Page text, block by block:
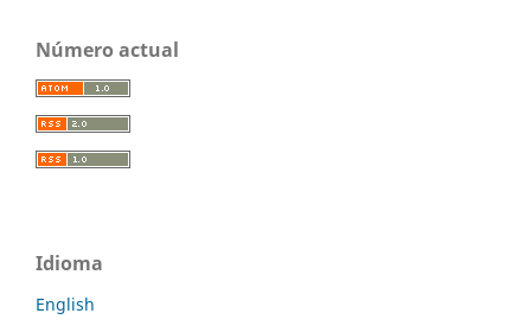
Número actual
Idioma
English